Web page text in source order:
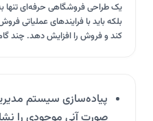
یک طراحی فروشگاهی حرفه‌ای تنها
بلکه باید با فرایندهای عملیاتی
کند و فروش را افزایش دهد. چند گام
پیاده‌سازی سیستم